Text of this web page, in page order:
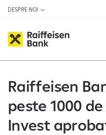
DESPRE NOI
Raiffeisen
peste 1000
Invest